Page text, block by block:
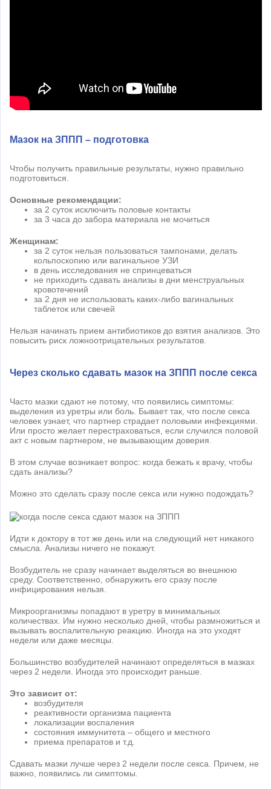
Мазок на ЗППП – подготовка
Чтобы получить правильные результаты, нужно правильно
подготовиться.
Основные рекомендации:
за 2 суток исключить половые контакты
за 3 часа до забора материала не мочиться
Женщинам:
за 2 суток нельзя пользоваться тампонами, делать
кольпоскопию или вагинальное УЗИ
в день исследования не спринцеваться
не приходить сдавать анализы в дни менструальных
кровотечений
за 2 дня не использовать каких-либо вагинальных
таблеток или свечей
Нельзя начинать прием антибиотиков до взятия анализов. Это
повысить риск ложноотрицательных результатов.
Через сколько сдавать мазок на ЗППП после секса
Часто мазки сдают не потому, что появились симптомы:
выделения из уретры или боль. Бывает так, что после секса
человек узнает, что партнер страдает половыми инфекциями.
Или просто желает перестраховаться, если случился половой
акт с новым партнером, не вызывающим доверия.
В этом случае возникает вопрос: когда бежать к врачу, чтобы
сдать анализы?
Можно это сделать сразу после секса или нужно подождать?
Идти к доктору в тот же день или на следующий нет никакого
смысла. Анализы ничего не покажут.
Возбудитель не сразу начинает выделяться во внешнюю
среду. Соответственно, обнаружить его сразу после
инфицирования нельзя.
Микроорганизмы попадают в уретру в минимальных
количествах. Им нужно несколько дней, чтобы размножиться и
вызывать воспалительную реакцию. Иногда на это уходят
недели или даже месяцы.
Большинство возбудителей начинают определяться в мазках
через 2 недели. Иногда это происходит раньше.
Это зависит от:
возбудителя
реактивности организма пациента
локализации воспаления
состояния иммунитета – общего и местного
приема препаратов и т.д.
Сдавать мазки лучше через 2 недели после секса. Причем, не
важно, появились ли симптомы.